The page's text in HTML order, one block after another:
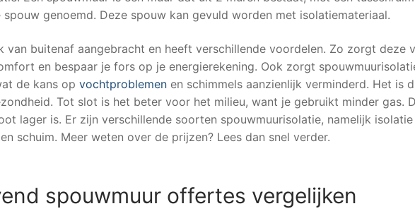
genoemd. Deze spouw kan gevuld worden met isolatiemateriaal.
van buitenaf aangebracht en heeft verschillende voordelen. Zo zorgt deze
en bespaar je fors op je energierekening. Ook zorgt
de kans op vochtproblemen en schimmels aanzienlijk verminderd. Het is
Tot slot is het beter voor het milieu, want je gebruikt minder gas.
lager is. Er zijn verschillende soorten spouwmuurisolatie, namelijk
schuim. Meer weten over de prijzen? Lees dan snel verder.
spouwmuur offertes vergelijken